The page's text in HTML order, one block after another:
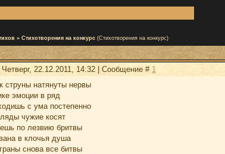
» Стихотворения на конкурс (Стихотворения на конкурс)
22.12.2011, 14:32 | Сообщение # 1
струны натянуты нервы
эмоции в ряд
с ума постепенно
чужие косят
по лезвию бритвы
в клочья душа
снова все битвы